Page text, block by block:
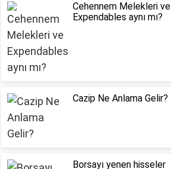
Cehennem Melekleri ve
Expendables aynı mı?
Cazip Ne Anlama Gelir?
Borsayı yenen hisseler